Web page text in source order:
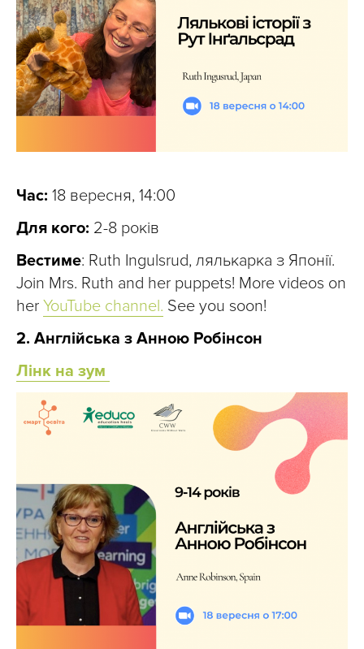
Час: 18 вересня, 14:00
Для кого: 2-8 років
Вестиме: Ruth Ingulsrud, лялькарка з Японії.
Join Mrs. Ruth and her puppets! More videos on
her YouTube channel. See you soon!
2. Англійська з Анною Робінсон
Лінк на зум